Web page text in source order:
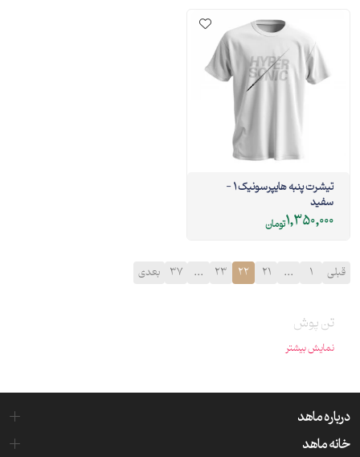
تیشرت پنبه هایپرسونیک 1 -
سفید
1,350,000تومان
قبلی 1
...
21
22
23
...
37 بعدی
تن پوش
نمایش بیشتر
درباره ماهد
خانه ماهد